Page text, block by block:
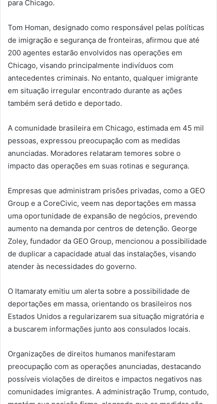
para Chicago.
Tom Homan, designado como responsável pelas políticas
de imigração e segurança de fronteiras, afirmou que até
200 agentes estarão envolvidos nas operações em
Chicago, visando principalmente indivíduos com
antecedentes criminais. No entanto, qualquer imigrante
em situação irregular encontrado durante as ações
também será detido e deportado.
A comunidade brasileira em Chicago, estimada em 45 mil
pessoas, expressou preocupação com as medidas
anunciadas. Moradores relataram temores sobre o
impacto das operações em suas rotinas e segurança.
Empresas que administram prisões privadas, como a GEO
Group e a CoreCivic, veem nas deportações em massa
uma oportunidade de expansão de negócios, prevendo
aumento na demanda por centros de detenção. George
Zoley, fundador da GEO Group, mencionou a possibilidade
de duplicar a capacidade atual das instalações, visando
atender às necessidades do governo.
O Itamaraty emitiu um alerta sobre a possibilidade de
deportações em massa, orientando os brasileiros nos
Estados Unidos a regularizarem sua situação migratória e
a buscarem informações junto aos consulados locais.
Organizações de direitos humanos manifestaram
preocupação com as operações anunciadas, destacando
possíveis violações de direitos e impactos negativos nas
comunidades imigrantes. A administração Trump, contudo,